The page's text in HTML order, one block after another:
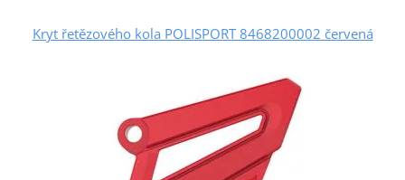
Kryt řetězového kola POLISPORT 8468200002 červená